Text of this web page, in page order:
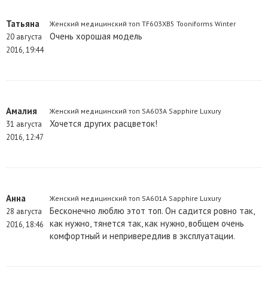
Татьяна
20 августа
2016, 19:44
Женский медицинский топ TF603XB5 Tooniforms Winter
Очень хорошая модель
Амалия
31 августа
2016, 12:47
Женский медицинский топ SA603A Sapphire Luxury
Хочется других расцветок!
Анна
28 августа
2016, 18:46
Женский медицинский топ SA601A Sapphire Luxury
Бесконечно люблю этот топ. Он садится ровно так,
как нужно, тянется так, как нужно, вобщем очень
комфортный и непривередлив в эксплуатации.